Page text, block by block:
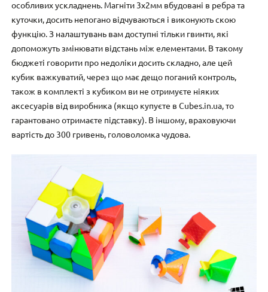
особливих ускладнень. Магніти 3х2мм вбудовані в ребра та
куточки, досить непогано відчуваються і виконують скою
функцію. З налаштувань вам доступні тільки гвинти, які
допоможуть змінювати відстань між елементами. В такому
бюджеті говорити про недоліки досить складно, але цей
кубик важкуватий, через що має дещо поганий контроль,
також в комплекті з кубиком ви не отримуєте ніяких
аксесуарів від виробника (якщо купуєте в Cubes.in.ua, то
гарантовано отримаєте підставку). В іншому, враховуючи
вартість до 300 гривень, головоломка чудова.